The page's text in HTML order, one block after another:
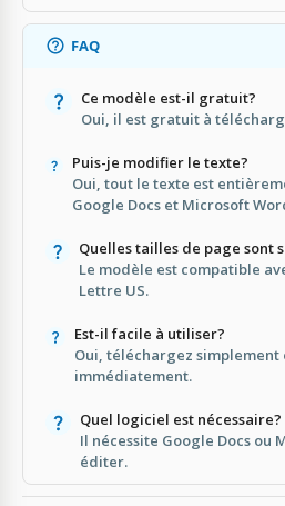
FAQ
Ce modèle est-il gratuit?
Oui, il est gratuit à
Puis-je modifier le texte?
Oui, tout le texte est
Google Docs et Microsoft
Quelles tailles de page sont
Le modèle est compatible
Lettre US.
Est-il facile à utiliser?
Oui, téléchargez
immédiatement.
Quel logiciel est nécessaire?
Il nécessite Google Docs ou
éditer.